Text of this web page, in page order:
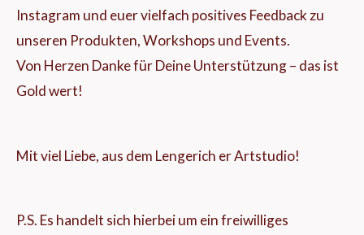
Instagram und euer vielfach positives Feedback zu
unseren Produkten, Workshops und Events.
Von Herzen Danke für Deine Unterstützung – das ist
Gold wert!
Mit viel Liebe, aus dem Lengerich er Artstudio!
P.S. Es handelt sich hierbei um ein freiwilliges